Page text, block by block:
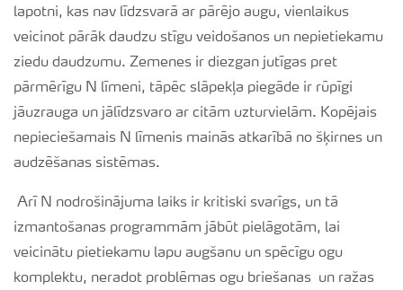
lapotni, kas nav līdzsvarā ar pārējo augu, vienlaikus
veicinot pārāk daudzu stīgu veidošanos un nepietiekamu
ziedu daudzumu. Zemenes ir diezgan jutīgas pret
pārmērīgu N līmeni, tāpēc slāpekļa piegāde ir rūpīgi
jāuzrauga un jālīdzsvaro ar citām uzturvielām. Kopējais
nepieciešamais N līmenis mainās atkarībā no šķirnes un
audzēšanas sistēmas.
Arī N nodrošinājuma laiks ir kritiski svarīgs, un tā
izmantošanas programmām jābūt pielāgotām, lai
veicinātu pietiekamu lapu augšanu un spēcīgu ogu
komplektu, neradot problēmas ogu briešanas un ražas